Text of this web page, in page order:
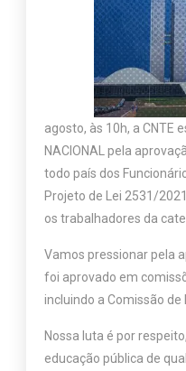
agosto, às 10h, a CNTE
NACIONAL pela
todo país dos
Projeto de Lei 2531/
os trabalhadores da
Vamos pressionar pela
foi aprovado em
incluindo a Comissão de
Nossa luta é por
educação pública de